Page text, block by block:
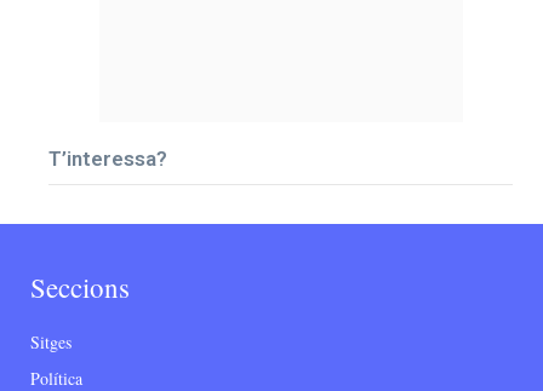
T’interessa?
Seccions
Sitges
Política